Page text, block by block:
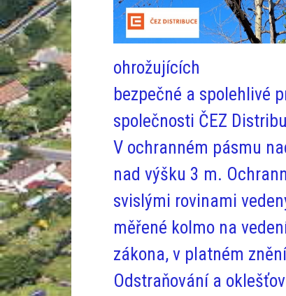
ohrožujících
bezpečné a spolehlivé
společnosti ČEZ
V ochranném pásmu
nad výšku 3 m.
svislými rovinami
měřené kolmo na
zákona, v platném
Odstraňování a